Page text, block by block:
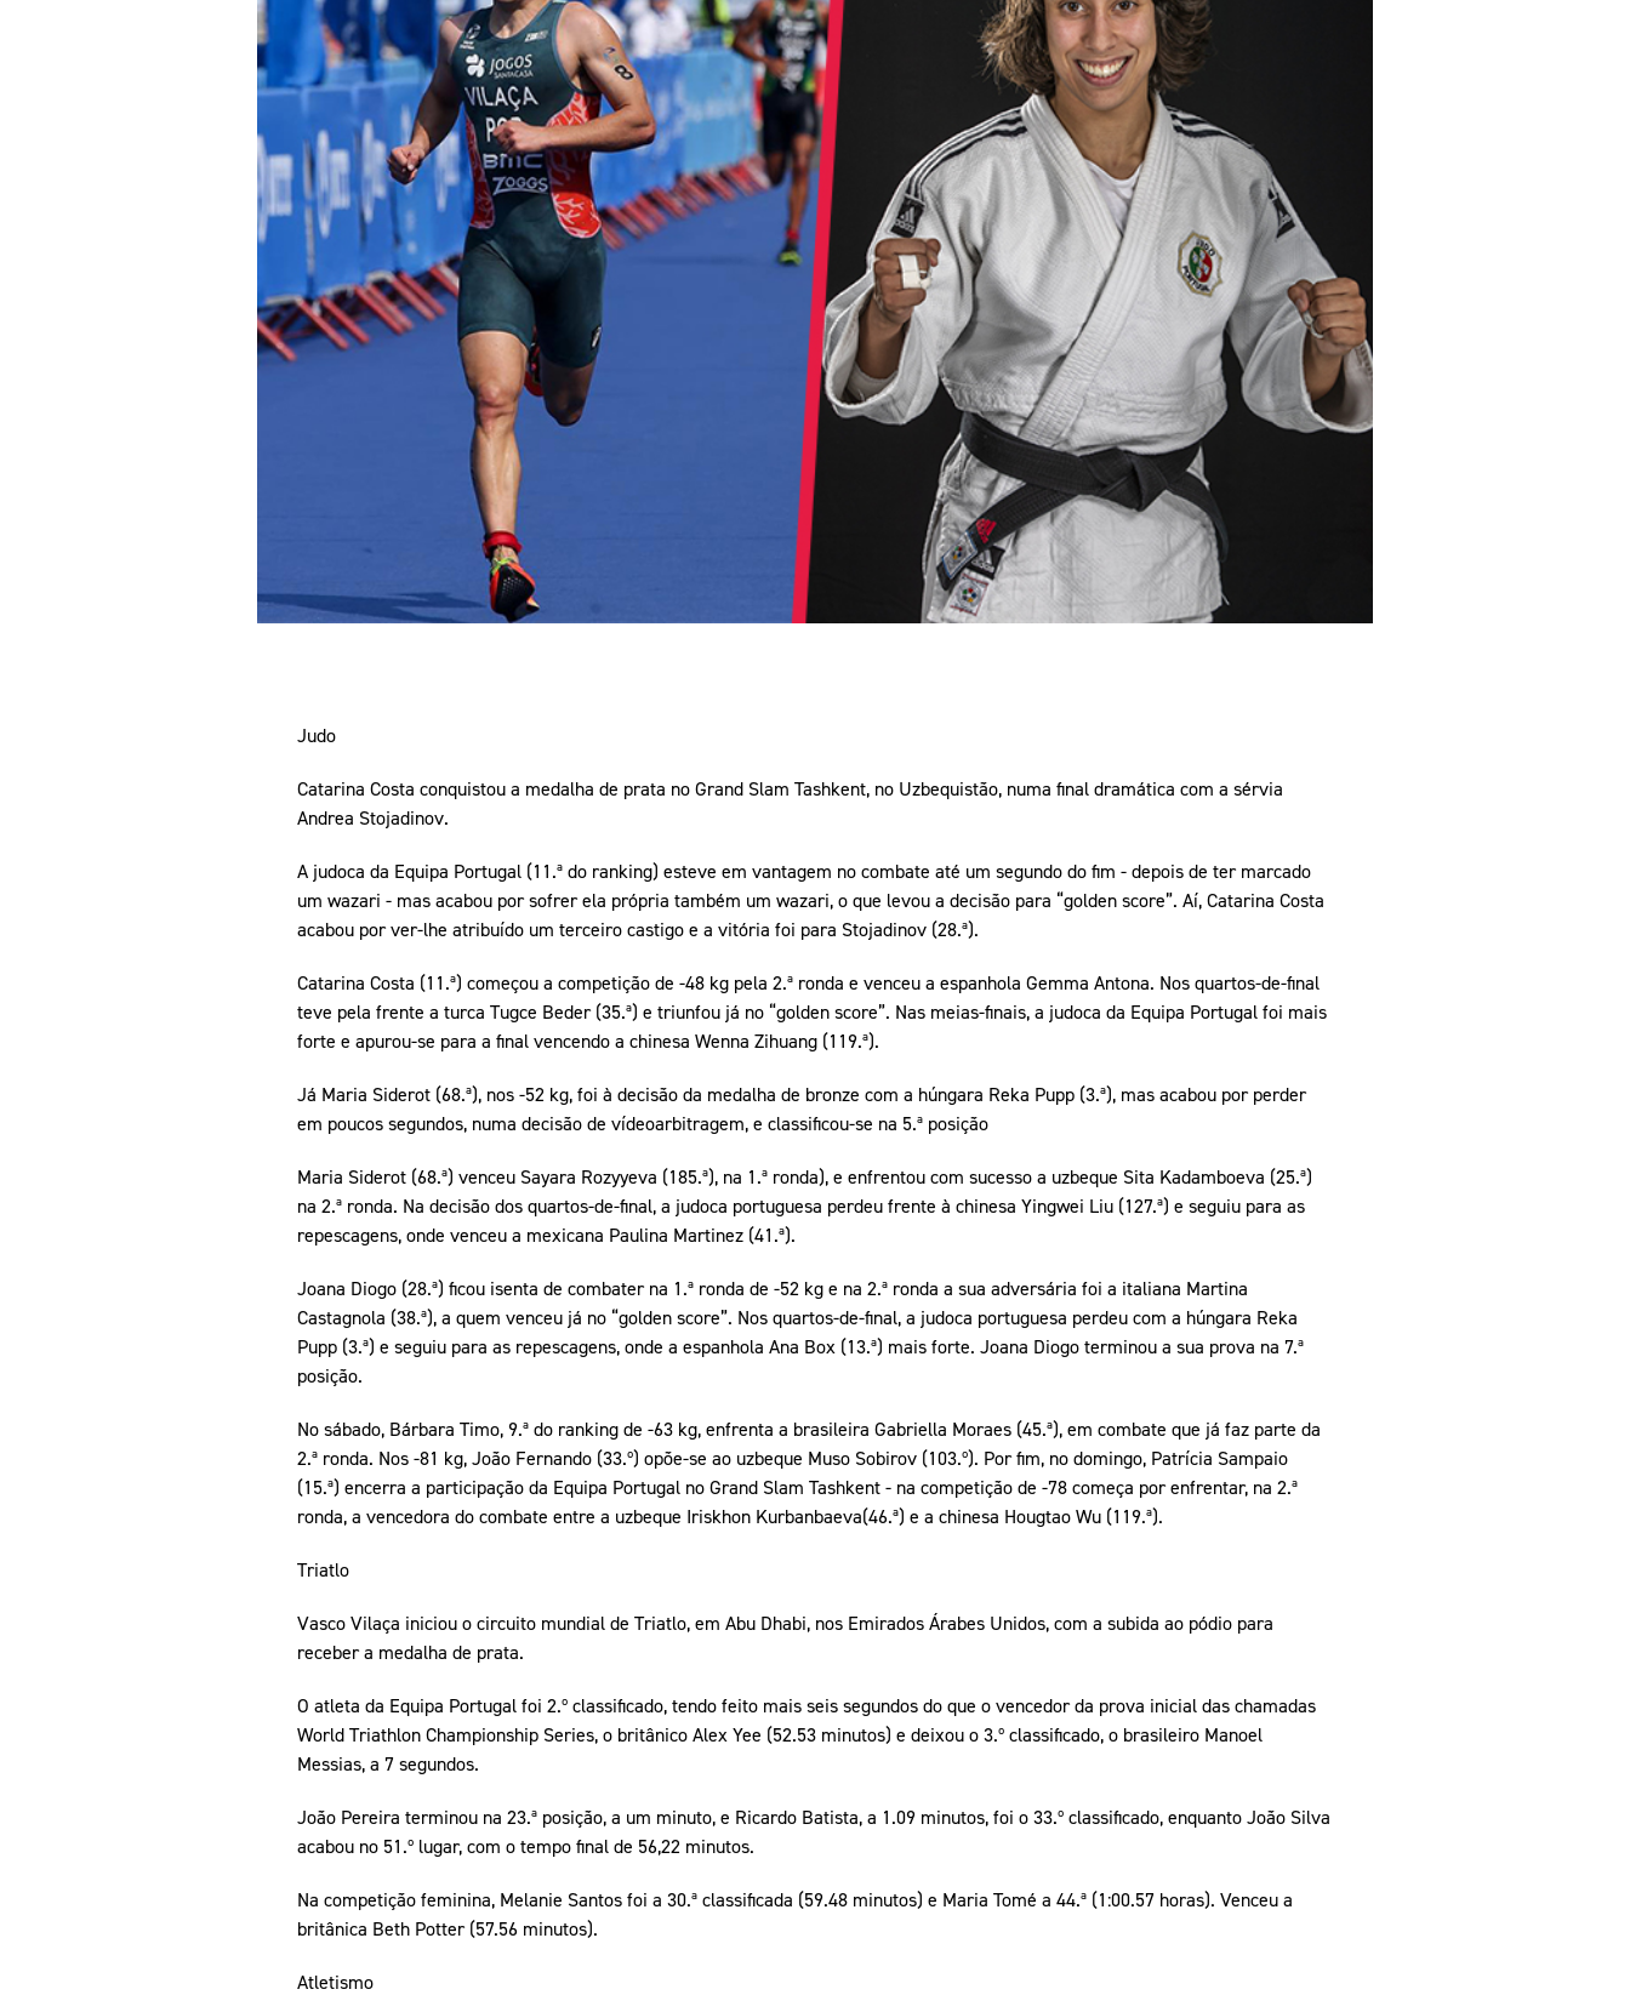
Educação pelos Valores Olímpicos
Marketing
Media
Documentos
Contactos
Judo
Catarina Costa conquistou a medalha de prata no Grand Slam Tashkent, no Uzbequistão, numa final dramática com a sérvia
Andrea Stojadinov.
A judoca da Equipa Portugal (11.ª do ranking) esteve em vantagem no combate até um segundo do fim - depois de ter marcado
um wazari - mas acabou por sofrer ela própria também um wazari, o que levou a decisão para “golden score”. Aí, Catarina Costa
acabou por ver-lhe atribuído um terceiro castigo e a vitória foi para Stojadinov (28.ª).
Catarina Costa (11.ª) começou a competição de -48 kg pela 2.ª ronda e venceu a espanhola Gemma Antona. Nos quartos-de-final
teve pela frente a turca Tugce Beder (35.ª) e triunfou já no “golden score”. Nas meias-finais, a judoca da Equipa Portugal foi mais
forte e apurou-se para a final vencendo a chinesa Wenna Zihuang (119.ª).
Já Maria Siderot (68.ª), nos -52 kg, foi à decisão da medalha de bronze com a húngara Reka Pupp (3.ª), mas acabou por perder
em poucos segundos, numa decisão de vídeoarbitragem, e classificou-se na 5.ª posição
Maria Siderot (68.ª) venceu Sayara Rozyyeva (185.ª), na 1.ª ronda), e enfrentou com sucesso a uzbeque Sita Kadamboeva (25.ª)
na 2.ª ronda. Na decisão dos quartos-de-final, a judoca portuguesa perdeu frente à chinesa Yingwei Liu (127.ª) e seguiu para as
repescagens, onde venceu a mexicana Paulina Martinez (41.ª).
Joana Diogo (28.ª) ficou isenta de combater na 1.ª ronda de -52 kg e na 2.ª ronda a sua adversária foi a italiana Martina
Castagnola (38.ª), a quem venceu já no “golden score”. Nos quartos-de-final, a judoca portuguesa perdeu com a húngara Reka
Pupp (3.ª) e seguiu para as repescagens, onde a espanhola Ana Box (13.ª) mais forte. Joana Diogo terminou a sua prova na 7.ª
posição.
No sábado, Bárbara Timo, 9.ª do ranking de -63 kg, enfrenta a brasileira Gabriella Moraes (45.ª), em combate que já faz parte da
2.ª ronda. Nos -81 kg, João Fernando (33.º) opõe-se ao uzbeque Muso Sobirov (103.º). Por fim, no domingo, Patrícia Sampaio
(15.ª) encerra a participação da Equipa Portugal no Grand Slam Tashkent - na competição de -78 começa por enfrentar, na 2.ª
ronda, a vencedora do combate entre a uzbeque Iriskhon Kurbanbaeva(46.ª) e a chinesa Hougtao Wu (119.ª).
Triatlo
Vasco Vilaça iniciou o circuito mundial de Triatlo, em Abu Dhabi, nos Emirados Árabes Unidos, com a subida ao pódio para
receber a medalha de prata.
O atleta da Equipa Portugal foi 2.º classificado, tendo feito mais seis segundos do que o vencedor da prova inicial das chamadas
World Triathlon Championship Series, o britânico Alex Yee (52.53 minutos) e deixou o 3.º classificado, o brasileiro Manoel
Messias, a 7 segundos.
João Pereira terminou na 23.ª posição, a um minuto, e Ricardo Batista, a 1.09 minutos, foi o 33.º classificado, enquanto João Silva
acabou no 51.º lugar, com o tempo final de 56,22 minutos.
Na competição feminina, Melanie Santos foi a 30.ª classificada (59.48 minutos) e Maria Tomé a 44.ª (1:00.57 horas). Venceu a
britânica Beth Potter (57.56 minutos).
Atletismo